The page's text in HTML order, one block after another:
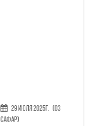
29 Июля 2025г. (03
Сафар)